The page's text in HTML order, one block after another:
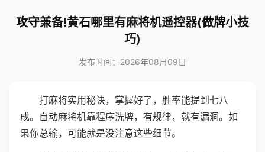
攻守兼备!黄石哪里有麻将机遥控器(做牌小技
巧)
发布时间：2026年08月09日
打麻将实用秘诀，掌握好了，胜率能提到七八
成。自动麻将机靠程序洗牌，有规律，就有漏洞。如
果你总输，可能就是没注意这些细节。